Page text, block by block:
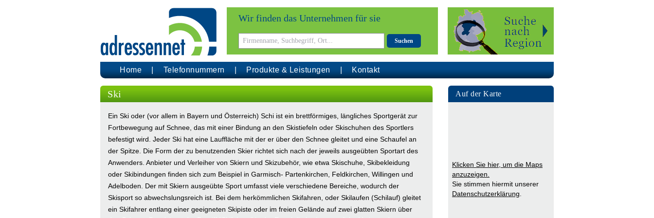
Wir finden das Unternehmen für sie
Suchen
Home Telefonnummern Produkte & Leistungen Kontakt
Ski
Ein Ski oder (vor allem in Bayern und Österreich) Schi ist ein brettförmiges, längliches Sportgerät zur
Fortbewegung auf Schnee, das mit einer Bindung an den Skistiefeln oder Skischuhen des Sportlers
befestigt wird. Jeder Ski hat eine Lauffläche mit der er über den Schnee gleitet und eine Schaufel an
der Spitze. Die Form der zu benutzenden Skier richtet sich nach der jeweils ausgeübten Sportart des
Anwenders. Anbieter und Verleiher von Skiern und Skizubehör, wie etwa Skischuhe, Skibekleidung
oder Skibindungen finden sich zum Beispiel in Garmisch- Partenkirchen, Feldkirchen, Willingen und
Adelboden. Der mit Skiern ausgeübte Sport umfasst viele verschiedene Bereiche, wodurch der
Skisport so abwechslungsreich ist. Bei dem herkömmlichen Skifahren, oder Skilaufen (Schilauf) gleitet
ein Skifahrer entlang einer geeigneten Skipiste oder im freien Gelände auf zwei glatten Skiern über
Auf der Karte
Klicken Sie hier, um die Maps
anzuzeigen.
Sie stimmen hiermit unserer
Datenschutzerklärung